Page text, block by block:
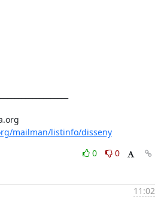
mailman/listinfo/disseny
0
0
11:02